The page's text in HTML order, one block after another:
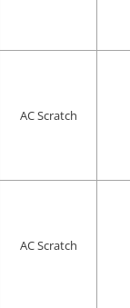
AC Scratch
AC Scratch